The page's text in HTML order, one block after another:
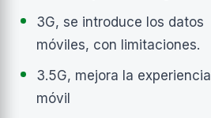
3G, se introduce los datos
móviles, con limitaciones.
3.5G, mejora la experiencia
móvil